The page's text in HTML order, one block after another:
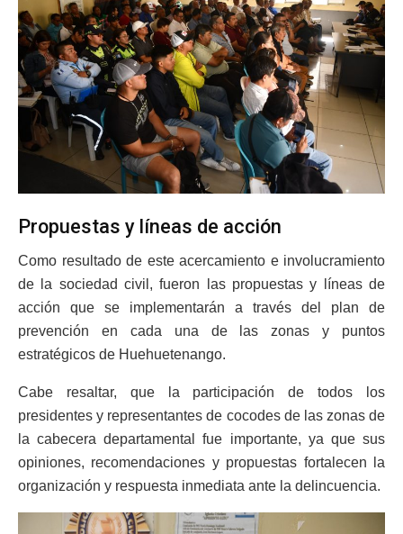
Propuestas y líneas de acción
Como resultado de este acercamiento e involucramiento
de la sociedad civil, fueron las propuestas y líneas de
acción que se implementarán a través del plan de
prevención en cada una de las zonas y puntos
estratégicos de Huehuetenango.
Cabe resaltar, que la participación de todos los
presidentes y representantes de cocodes de las zonas de
la cabecera departamental fue importante, ya que sus
opiniones, recomendaciones y propuestas fortalecen la
organización y respuesta inmediata ante la delincuencia.